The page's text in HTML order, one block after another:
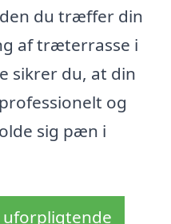
du træffer din
af træterrasse i
sikrer du, at din
og
sig pæn i
uforpligtende